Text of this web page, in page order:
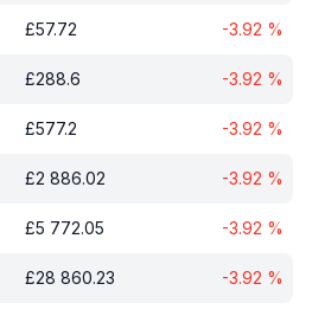
£57.72 -3.92 %
£288.6 -3.92 %
£577.2 -3.92 %
£2 886.02 -3.92 %
£5 772.05 -3.92 %
£28 860.23 -3.92 %